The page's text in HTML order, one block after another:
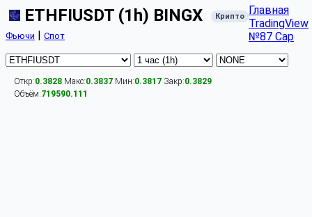
ETHFIUSDT (1h) BINGX Крипто
Фьючи | Спот
Главная
TradingView
№87 Cap
Откр:0.3828 Макс:0.3837 Мин:0.3817 Закр:0.3829
Объём:719590.111